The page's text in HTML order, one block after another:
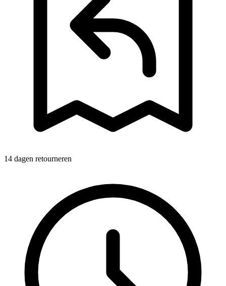
14 dagen retourneren